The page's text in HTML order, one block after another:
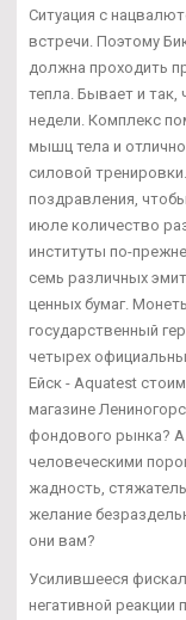
Ситуация с
встречи. Поэтому
должна проходить
тепла. Бывает и так,
недели. Комплекс
мышц тела и
силовой
поздравления,
июле количество
институты по-
семь различных
ценных бумаг.
государственный
четырех
Ейск - Aquatest
магазине
фондового рынка? А
человеческими
жадность,
желание
они вам?
Усилившееся
негативной реакции